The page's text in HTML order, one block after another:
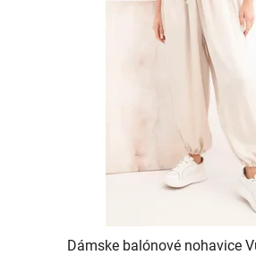
Dámske balónové nohavice